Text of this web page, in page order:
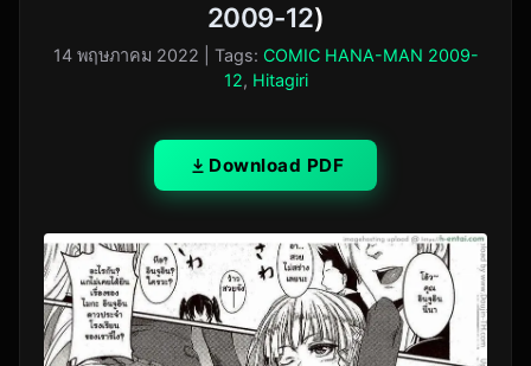
2009-12)
14 พฤษภาคม 2022 | Tags: COMIC HANA-MAN 2009-
12, Hitagiri
Download PDF